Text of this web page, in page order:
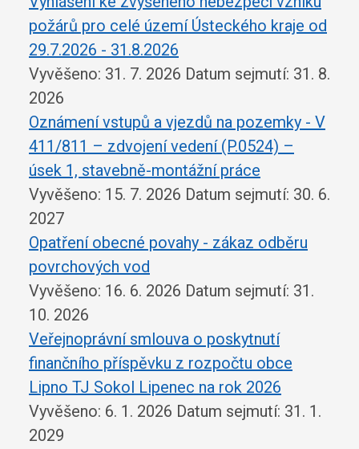
požárů pro celé území Ústeckého kraje od
29.7.2026 - 31.8.2026
Vyvěšeno: 31. 7. 2026 Datum sejmutí: 31. 8.
2026
Oznámení vstupů a vjezdů na pozemky - V
411/811 – zdvojení vedení (P.0524) –
úsek 1, stavebně-montážní práce
Vyvěšeno: 15. 7. 2026 Datum sejmutí: 30. 6.
2027
Opatření obecné povahy - zákaz odběru
povrchových vod
Vyvěšeno: 16. 6. 2026 Datum sejmutí: 31.
10. 2026
Veřejnoprávní smlouva o poskytnutí
finančního příspěvku z rozpočtu obce
Lipno TJ Sokol Lipenec na rok 2026
Vyvěšeno: 6. 1. 2026 Datum sejmutí: 31. 1.
2029